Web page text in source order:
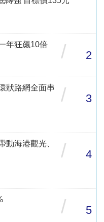
年狂飆10倍
/ 2
狀路網全面串
/ 3
海港觀光、
/ 4
/ 5